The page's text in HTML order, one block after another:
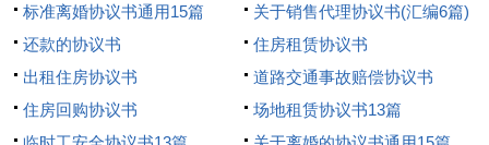
标准离婚协议书通用15篇
关于销售代理协议书(汇编6篇)
还款的协议书
住房租赁协议书
出租住房协议书
道路交通事故赔偿协议书
住房回购协议书
场地租赁协议书13篇